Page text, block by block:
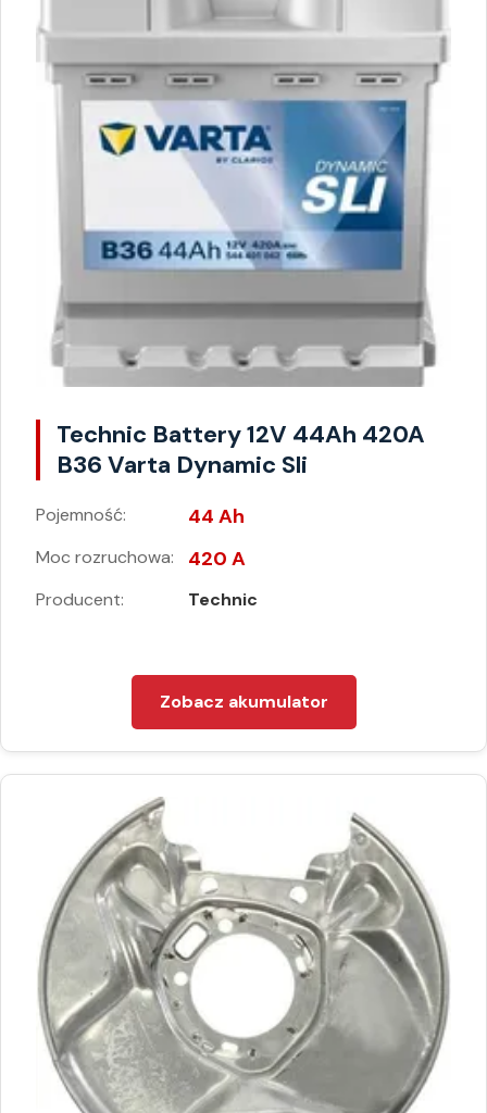
Technic Battery 12V 44Ah 420A
B36 Varta Dynamic Sli
Pojemność: 44 Ah
Moc rozruchowa: 420 A
Producent: Technic
Zobacz akumulator